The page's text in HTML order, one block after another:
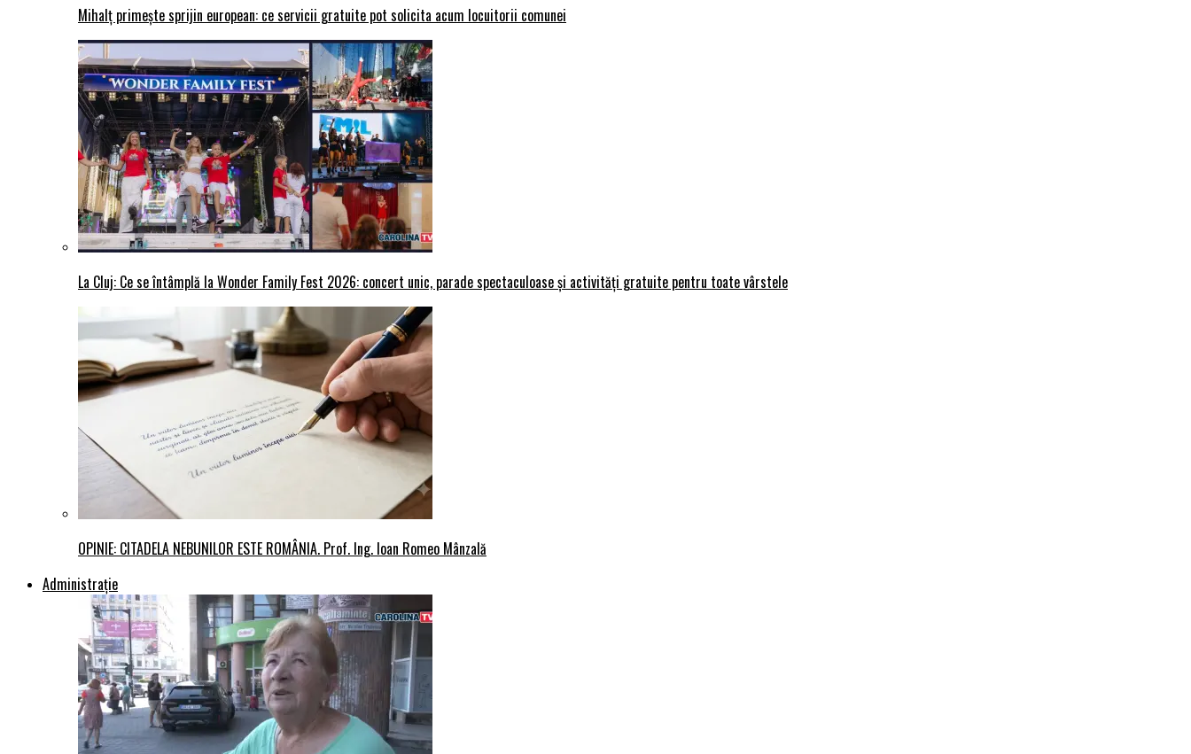
Mihalț primește sprijin european: ce servicii gratuite pot solicita acum locuitorii comunei
La Cluj: Ce se întâmplă la Wonder Family Fest 2026: concert unic, parade spectaculoase și activități gratuite pentru toate vârstele
OPINIE: CITADELA NEBUNILOR ESTE ROMÂNIA. Prof. Ing. Ioan Romeo Mânzală
Administraţie